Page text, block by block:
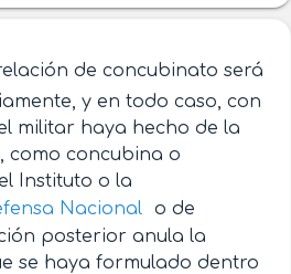
de concubinato será
y en todo caso, con
militar haya hecho de la
como concubina o
Instituto o la
Nacional
o de
posterior anula la
se haya formulado dentro